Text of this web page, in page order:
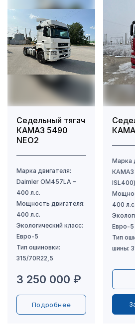
Седельный тягач
КАМАЗ 5490
NEO2
3 250 000 ₽
Подробнее